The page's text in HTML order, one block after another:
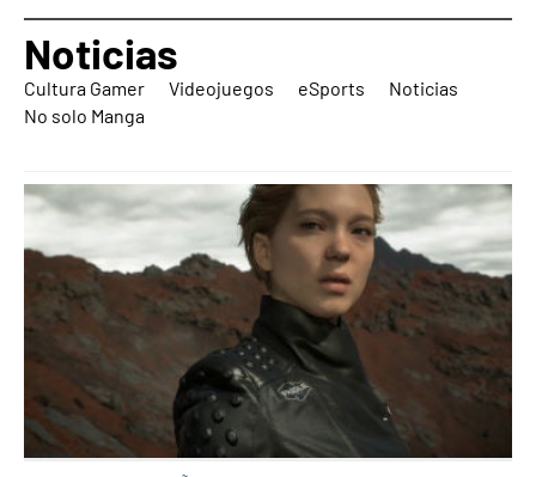
Noticias
Cultura Gamer Videojuegos eSports
Noticias
No solo Manga